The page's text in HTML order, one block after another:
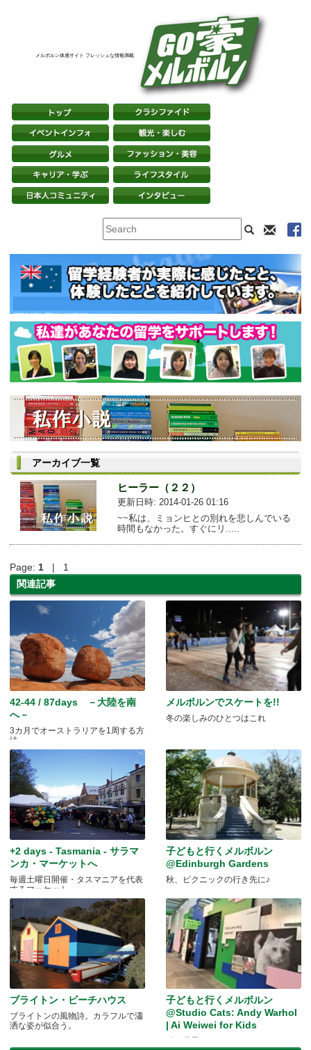
メルボルン体感サイト フレッシュな情報満載
アーカイブ一覧
ヒーラー（２２）
更新日時: 2014-01-26 01:16
~~私は、ミョンヒとの別れを悲しんでいる
時間もなかった。すぐにリ.....
Page: 1 | 1
関連記事
42-44 / 87days －大陸を南
へ－
3カ月でオーストラリアを1周する方
法
メルボルンでスケートを!!
冬の楽しみのひとつはこれ
+2 days - Tasmania - サラマ
ンカ・マーケットへ
毎週土曜日開催・タスマニアを代表
するマーケット
子どもと行くメルボルン
@Edinburgh Gardens
秋、ピクニックの行き先に♪
ブライトン・ビーチハウス
ブライトンの風物詩。カラフルで瀟
洒な姿が似合う。
子どもと行くメルボルン
@Studio Cats: Andy Warhol
| Ai Weiwei for Kids
猫の世界へ✩